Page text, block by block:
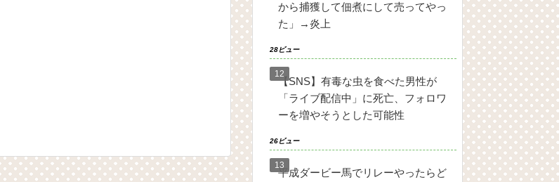
から捕獲して佃煮にして売ってやっ
た」→炎上
28ビュー
【SNS】有毒な虫を食べた男性が
「ライブ配信中」に死亡、フォロワ
ーを増やそうとした可能性
26ビュー
平成ダービー馬でリレーやったらど